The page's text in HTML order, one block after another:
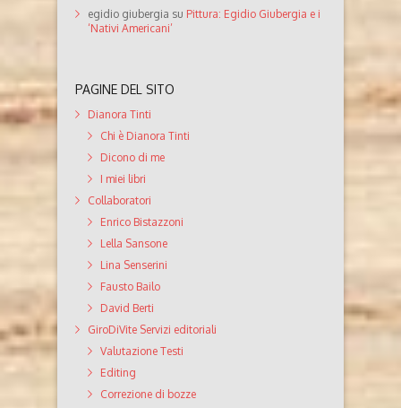
egidio giubergia su Pittura: Egidio Giubergia e i
‘Nativi Americani’
PAGINE DEL SITO
Dianora Tinti
Chi è Dianora Tinti
Dicono di me
I miei libri
Collaboratori
Enrico Bistazzoni
Lella Sansone
Lina Senserini
Fausto Bailo
David Berti
GiroDiVite Servizi editoriali
Valutazione Testi
Editing
Correzione di bozze